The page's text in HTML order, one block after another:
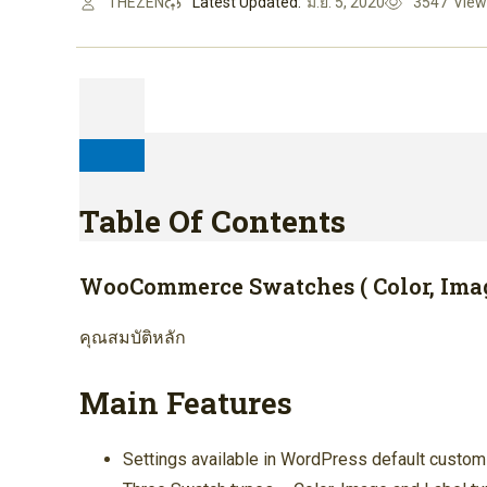
Table Of Contents
WooCommerce Swatches ( Color,
คุณสมบัติหลัก
Main Features
Settings available in WordPress default